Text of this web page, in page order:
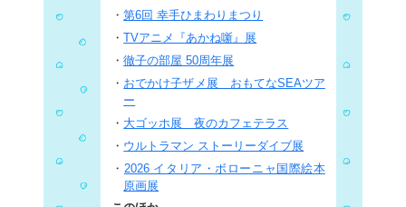
・第6回 幸手ひまわりまつり
・TVアニメ『あかね噺』展
・徹子の部屋 50周年展
・ おでかけ子ザメ展 おもてなSEAツア
ー
・ 大ゴッホ展 夜のカフェテラス
・ ウルトラマン ストーリーダイブ展
・ 2026 イタリア・ボローニャ国際絵本
原画展